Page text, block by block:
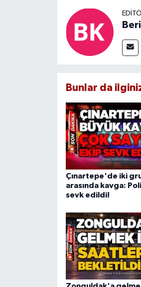
Bunlar da
Çınartepe'de iki
arasında kavga:
sevk edildi!